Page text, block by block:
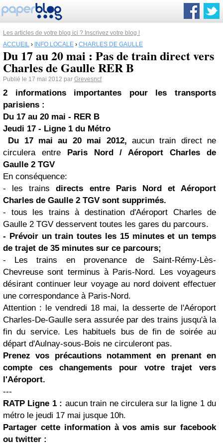
Les articles de votre blog ici ? Inscrivez votre blog !
ACCUEIL › INFO LOCALE › CHARLES DE GAULLE
Du 17 au 20 mai : Pas de train direct vers
Charles de Gaulle RER B
Publié le 17 mai 2012 par Grevesncf
2 informations importantes pour les transports
parisiens :
Du 17 au 20 mai - RER B
Jeudi 17 - Ligne 1 du Métro
Du 17 mai au 20 mai 2012, aucun train direct ne
circulera entre Paris Nord / Aéroport Charles de
Gaulle 2 TGV
En conséquence:
- les trainsdirects entre Paris Nord et Aéroport
Charles de Gaulle 2 TGV sont supprimés.
- tous les trains à destination d'Aéroport Charles de
Gaulle 2 TGV desservent toutes les gares du parcours.
- Prévoir un train toutes les 15 minutes et un temps
de trajet de 35 minutes sur ce parcours;
- Les trains en provenance de Saint-Rémy-Lès-
Chevreuse sont terminus à Paris-Nord. Les voyageurs
désirant continuer leur voyage au nord doivent effectuer
une correspondance à Paris-Nord.
Attention : le vendredi 18 mai, la desserte de l'Aéroport
Charles-De-Gaulle sera assurée par des trains jusqu'à la
fin du service. Les habituels bus de fin de soirée au
départ d'Aulnay-sous-Bois ne circuleront pas.
Prenez vos précautions notamment en prenant en
compte ces changements pour votre trajet vers
l'Aéroport.
---
RATP Ligne 1 : aucun train ne circulera sur la ligne 1 du
métro le jeudi 17 mai jusque 10h.
Partager cette information à vos amis sur facebook
ou twitter :